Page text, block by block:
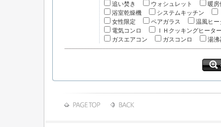
追い焚き
ウォシュレット
暖房
浴室乾燥機
システムキッチン
女性限定
ペアガラス
温風ヒー
電気コンロ
ＩＨクッキングヒータ
ガスエアコン
ガスコンロ 湯沸